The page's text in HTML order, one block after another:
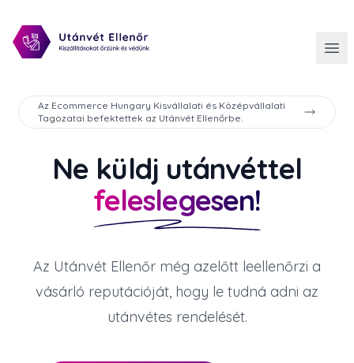
Az Ecommerce Hungary Kisvállalati és Középvállalati
Tagozatai befektettek az Utánvét Ellenőrbe.
Ne küldj utánvéttel
feleslegesen!
Az Utánvét Ellenőr még azelőtt leellenőrzi a
vásárló reputációját, hogy le tudná adni az
utánvétes rendelését.